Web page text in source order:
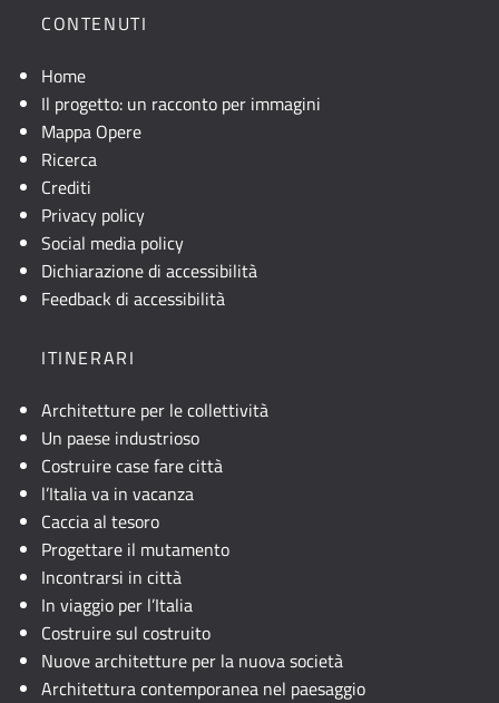
posizione
dell'opera.
mappa
non
visibile,
consultare
testuale
attivare
JavaScript.
CONTENUTI
Home
Il progetto: un racconto per immagini
Mappa Opere
Ricerca
Crediti
Privacy policy
Social media policy
Dichiarazione di accessibilità
Feedback di accessibilità
ITINERARI
Architetture per le collettività
Un paese industrioso
Costruire case fare città
l’Italia va in vacanza
Caccia al tesoro
Progettare il mutamento
Incontrarsi in città
In viaggio per l’Italia
Costruire sul costruito
Nuove architetture per la nuova società
Architettura contemporanea nel paesaggio